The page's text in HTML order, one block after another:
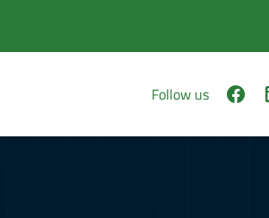
Follow us